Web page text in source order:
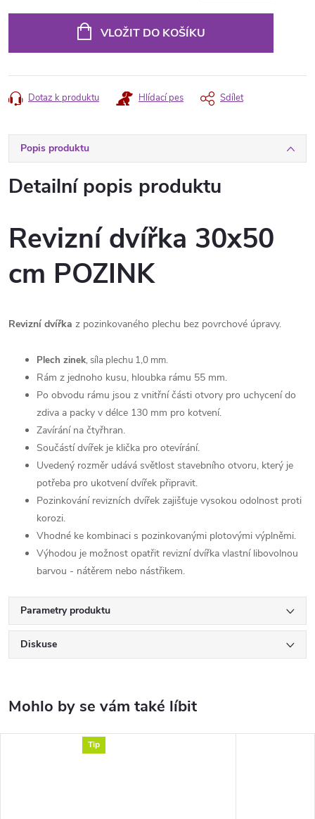
VLOŽIT DO KOŠÍKU
Dotaz k produktu Hlídací pes Sdílet
Popis produktu
Detailní popis produktu
Revizní dvířka 30x50
cm POZINK
Revizní dvířka z pozinkovaného plechu bez povrchové úpravy.
Plech zinek, síla plechu 1,0 mm.
Rám z jednoho kusu, hloubka rámu 55 mm.
Po obvodu rámu jsou z vnitřní části otvory pro uchycení do
zdiva a packy v délce 130 mm pro kotvení.
Zavírání na čtyřhran.
Součástí dvířek je klička pro otevírání.
Uvedený rozměr udává světlost stavebního otvoru, který je
potřeba pro ukotvení dvířek připravit.
Pozinkování revizních dvířek zajišťuje vysokou odolnost proti
korozi.
Vhodné ke kombinaci s pozinkovanými plotovými výplněmi.
Výhodou je možnost opatřit revizní dvířka vlastní libovolnou
barvou - nátěrem nebo nástřikem.
Parametry produktu
Diskuse
Tip